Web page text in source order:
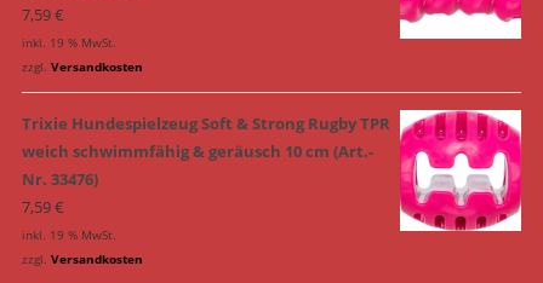
7,59€
inkl. 19 % MwSt.
zzgl. Versandkosten
Trixie Hundespielzeug Soft & Strong Rugby TPR
weich schwimmfähig & geräusch 10 cm (Art.-
Nr. 33476)
7,59€
inkl. 19 % MwSt.
zzgl. Versandkosten